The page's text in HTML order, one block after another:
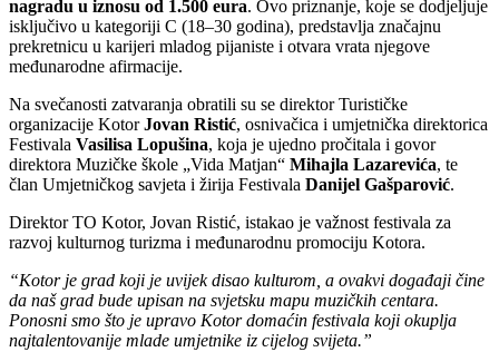
nagradu u iznosu od 1.500 eura. Ovo priznanje, koje se dodjeljuje
isključivo u kategoriji C (18–30 godina), predstavlja značajnu
prekretnicu u karijeri mladog pijaniste i otvara vrata njegove
međunarodne afirmacije.
Na svečanosti zatvaranja obratili su se direktor Turističke
organizacije KotorJovan Ristić, osnivačica i umjetnička direktorica
Festivala Vasilisa Lopušina, koja je ujedno pročitala i govor
direktora Muzičke škole „Vida Matjan“ Mihajla Lazarevića, te
član Umjetničkog savjeta i žirija Festivala Danijel Gašparović.
Direktor TO Kotor, Jovan Ristić, istakao je važnost festivala za
razvoj kulturnog turizma i međunarodnu promociju Kotora.
“Kotor je grad koji je uvijek disao kulturom, a ovakvi događaji čine
da naš grad bude upisan na svjetsku mapu muzičkih centara.
Ponosni smo što je upravo Kotor domaćin festivala koji okuplja
najtalentovanije mlade umjetnike iz cijelog svijeta.”